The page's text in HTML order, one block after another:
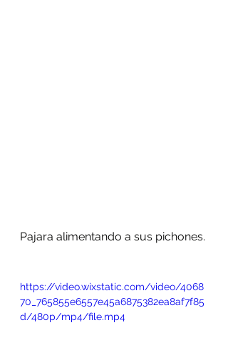
Pajara alimentando a sus pichones.
https://video.wixstatic.com/video/4068
70_765855e6557e45a6875382ea8af7f85
d/480p/mp4/file.mp4